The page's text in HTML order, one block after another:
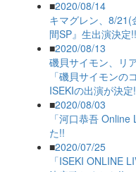
■2020/08/14
キマグレン、8/
間SP』生出演決定!!
■2020/08/13
磯貝サイモン、リ
「磯貝サイモンの
ISEKIの出演が決定
■2020/08/03
「河口恭吾
た!!
■2020/07/25
「ISEKI ONLINE